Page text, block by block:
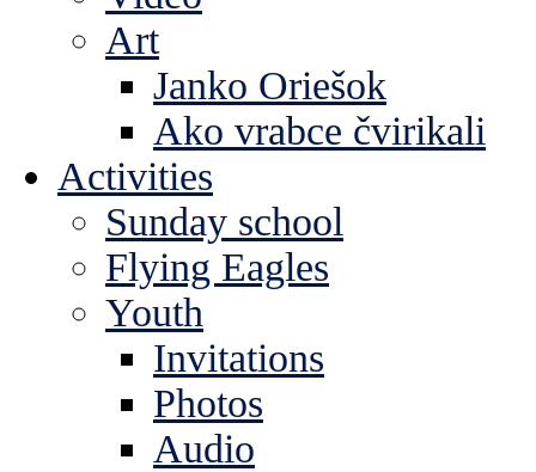
Art
Janko Oriešok
Ako vrabce čvirikali
Activities
Sunday school
Flying Eagles
Youth
Invitations
Photos
Audio